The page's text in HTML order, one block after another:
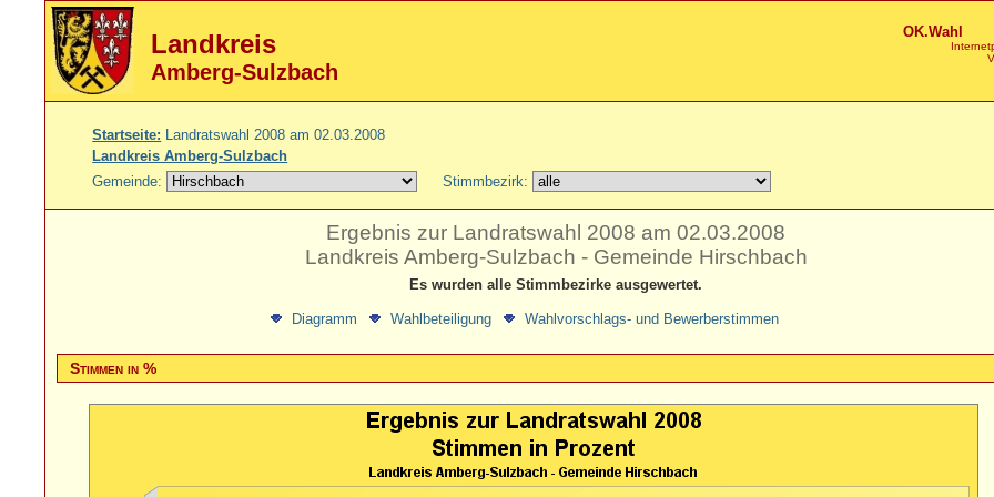
Landkreis
Amberg-Sulzbach
OK.Wahl
Startseite: Landratswahl 2008 am 02.03.2008
Landkreis Amberg-Sulzbach
Gemeinde:
Stimmbezirk:
Ergebnis zur Landratswahl 2008 am 02.03.2008
Landkreis Amberg-Sulzbach - Gemeinde Hirschbach
Es wurden alle Stimmbezirke ausgewertet.
Diagramm Wahlbeteiligung Wahlvorschlags- und Bewerberstimmen
Stimmen in %